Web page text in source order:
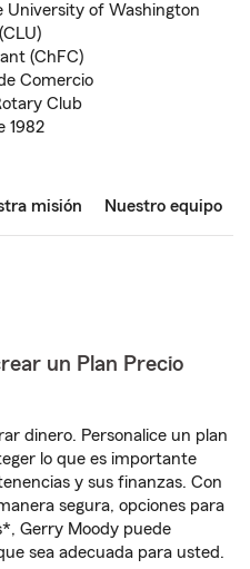
University of Washington
(ChFC)
Comercio
Club
1982
misión Nuestro equipo
un Plan Precio
dinero. Personalice un plan
lo que es importante
y sus finanzas. Con
segura, opciones para
Gerry Moody puede
sea adecuada para usted.